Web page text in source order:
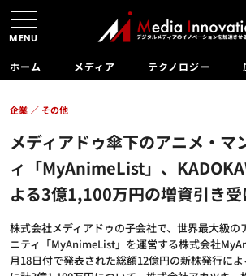
ホーム メディア テクノロジー
メディアドゥ傘下のアニメ・マ
ィ「MyAnimeList」、
よる3億1,100万円の増資引き受
株式会社メディアドゥの子会社で、世界最大級の
ニティ「MyAnimeList」を運営する株式会社
月18日付で発表された総額12億円の新株発行に
企業 その他
MENU